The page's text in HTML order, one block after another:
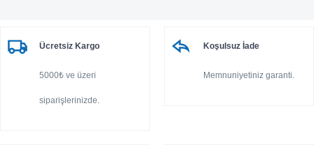
Ücretsiz Kargo
5000₺ ve üzeri
siparişlerinizde.
Koşulsuz İade
Memnuniyetiniz garanti.